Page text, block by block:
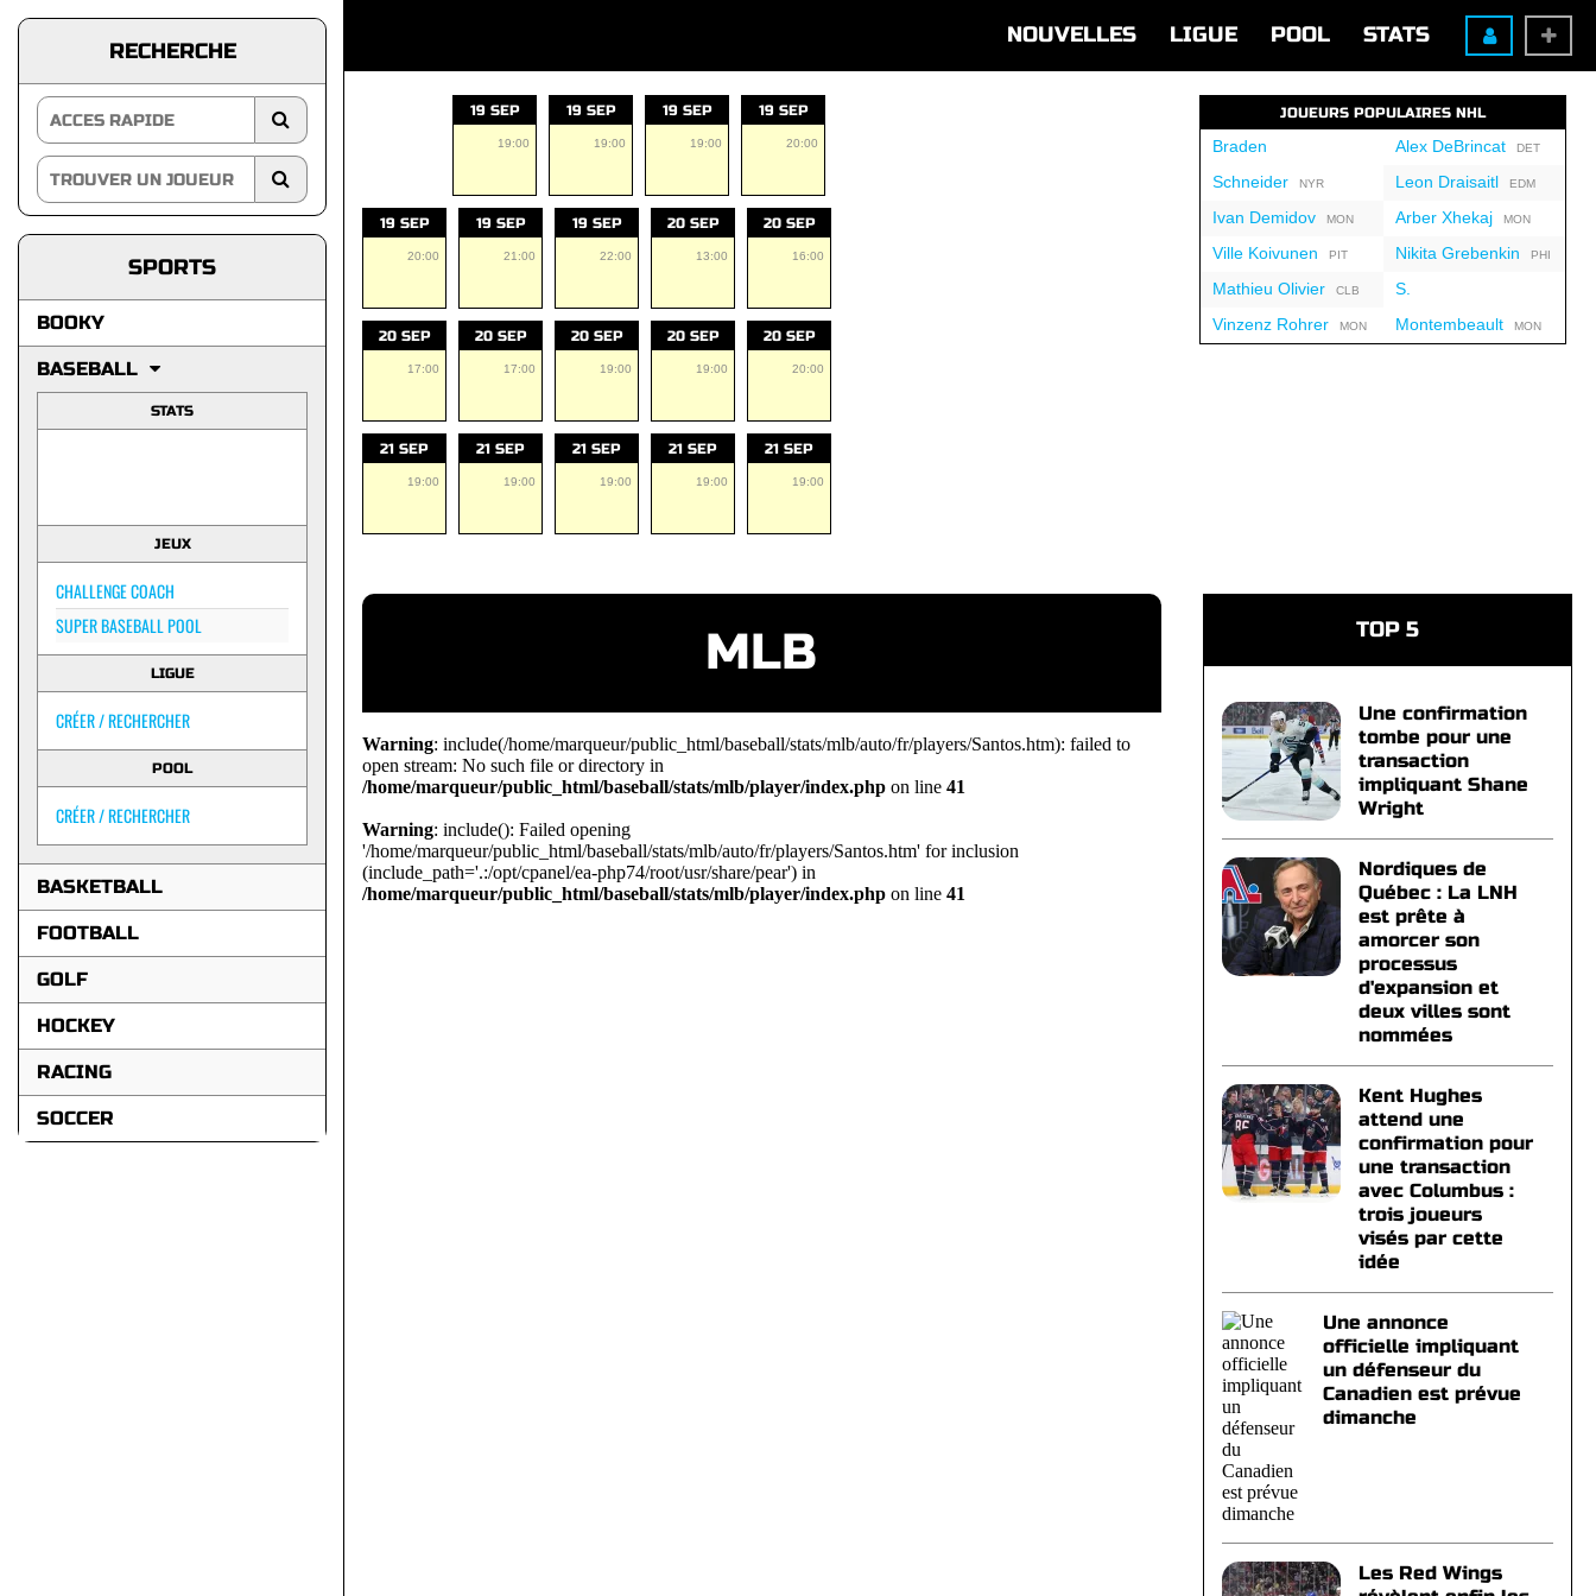
NOUVELLES LIGUE POOL STATS
RECHERCHE
SPORTS
BOOKY
BASEBALL
STATS
JEUX
CHALLENGE COACH
SUPER BASEBALL POOL
LIGUE
CRÉER / RECHERCHER
POOL
CRÉER / RECHERCHER
BASKETBALL
FOOTBALL
GOLF
HOCKEY
RACING
SOCCER
19 SEP
19:00
19 SEP
19:00
19 SEP
19:00
19 SEP
20:00
19 SEP
20:00
19 SEP
21:00
19 SEP
22:00
20 SEP
13:00
20 SEP
16:00
20 SEP
17:00
20 SEP
17:00
20 SEP
19:00
20 SEP
19:00
20 SEP
20:00
21 SEP
19:00
21 SEP
19:00
21 SEP
19:00
21 SEP
19:00
21 SEP
19:00
JOUEURS POPULAIRES NHL
Braden
SchneiderNYR
Ivan DemidovMON
Ville Koivunen PIT
Mathieu OlivierCLB
Vinzenz RohrerMON
Alex DeBrincatDET
Leon Draisaitl EDM
Arber XhekajMON
Nikita Grebenkin PHI
S.
MontembeaultMON
MLB
Warning: include(/home/marqueur/public_html/baseball/stats/mlb/auto/fr/players/Santos.htm): failed to
open stream: No such file or directory in
/home/marqueur/public_html/baseball/stats/mlb/player/index.php on line 41
Warning: include(): Failed opening
'/home/marqueur/public_html/baseball/stats/mlb/auto/fr/players/Santos.htm' for inclusion
(include_path='.:/opt/cpanel/ea-php74/root/usr/share/pear') in
/home/marqueur/public_html/baseball/stats/mlb/player/index.php on line 41
TOP 5
Une confirmation
tombe pour une
transaction
impliquant Shane
Wright
Nordiques de
Québec : La LNH
est prête à
amorcer son
processus
d'expansion et
deux villes sont
nommées
Kent Hughes
attend une
confirmation pour
une transaction
avec Columbus :
trois joueurs
visés par cette
idée
Une annonce
officielle impliquant
un défenseur du
Canadien est prévue
dimanche
Les Red Wings